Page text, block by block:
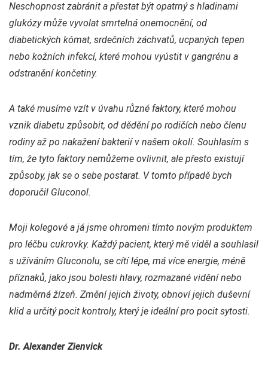
Neschopnost zabránit a přestat být opatrný s hladinami
glukózy může vyvolat smrtelná onemocnění, od
diabetických kómat, srdečních záchvatů, ucpaných tepen
nebo kožních infekcí, které mohou vyústit v gangrénu a
odstranění končetiny.
A také musíme vzít v úvahu různé faktory, které mohou
vznik diabetu způsobit, od dědění po rodičích nebo členu
rodiny až po nakažení bakterií v našem okolí. Souhlasím s
tím, že tyto faktory nemůžeme ovlivnit, ale přesto existují
způsoby, jak se o sebe postarat. V tomto případě bych
doporučil Gluconol.
Moji kolegové a já jsme ohromeni tímto novým produktem
pro léčbu cukrovky. Každý pacient, který mě viděl a souhlasil
s užíváním Gluconolu, se cítí lépe, má více energie, méně
příznaků, jako jsou bolesti hlavy, rozmazané vidění nebo
nadměrná žízeň. Změní jejich životy, obnoví jejich duševní
klid a určitý pocit kontroly, který je ideální pro pocit sytosti.
Dr. Alexander Zienvick